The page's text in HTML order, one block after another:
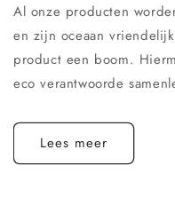
Al onze producten
en zijn oceaan
product een boom.
eco verantwoorde
Lees meer